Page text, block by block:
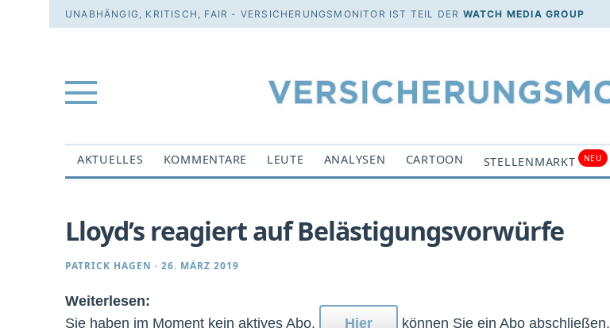
UNABHÄNGIG, KRITISCH, FAIR - VERSICHERUNGSMONITOR IST TEIL DER WATCH MEDIA GROUP
AKTUELLES KOMMENTARE LEUTE ANALYSEN CARTOON STELLENMARKT NEU
Lloyd’s reagiert auf Belästigungsvorwürfe
PATRICK HAGEN · 26. MÄRZ 2019
Weiterlesen:
Sie haben im Moment kein aktives Abo.
Hier können Sie ein Abo abschließen.